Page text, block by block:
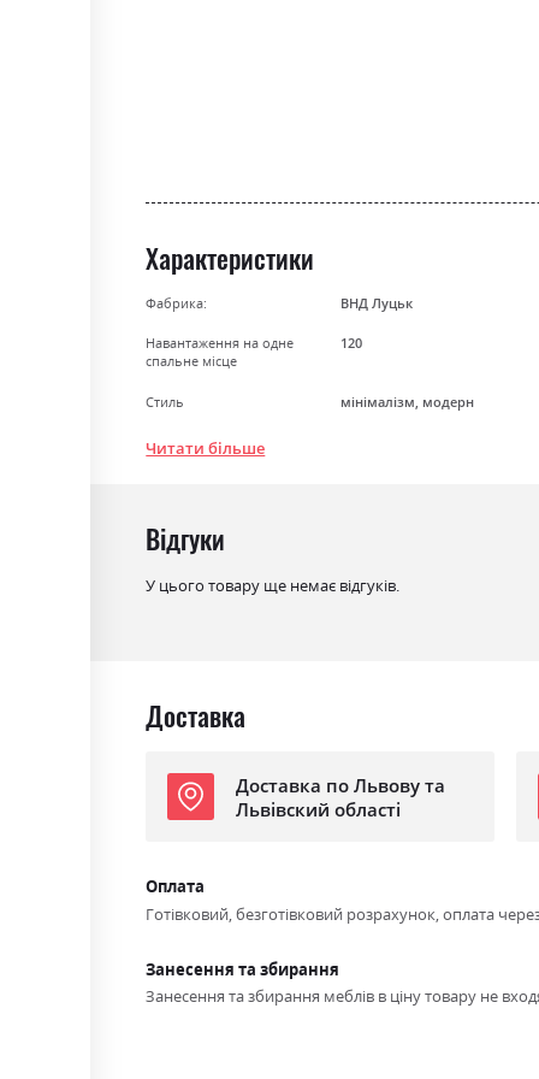
Характеристики
Фабрика: ВНД Луцьк
Навантаження на одне
спальне місце
120
Стиль мінімалізм, модерн
Особливість
Читати більше
Відгуки
У цього товару ще немає відгуків.
Доставка
Доставка по Львову та
Львівский області
Оплата
Готівковий, безготівковий розрахунок, оплата
Занесення та збирання
Занесення та збирання меблів в ціну товару не